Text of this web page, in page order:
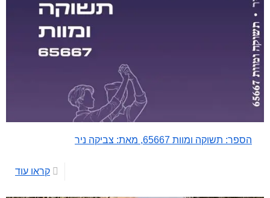
הספר: תשוקה ומוות 65667, מאת: צביקה ניר
קראו עוד